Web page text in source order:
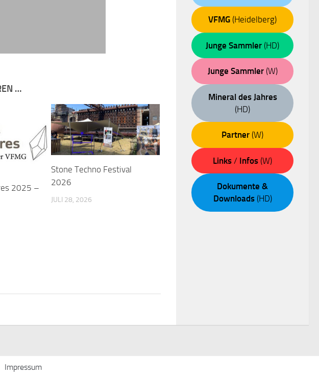
…
2025 –
Stone Techno Festival
2026
JULI 28, 2026
VFMG (Heidelberg)
Junge Sammler (HD)
Junge Sammler(W)
Mineral des Jahres
(HD)
Partner (W)
Links / Infos (W)
Dokumente &
Downloads(HD)
Impressum